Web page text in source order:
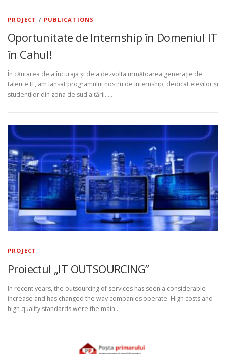
PROJECT / PUBLICATIONS
Oportunitate de Internship în Domeniul IT
în Cahul!
În căutarea de a încuraja și de a dezvolta următoarea generație de
talente IT, am lansat programului nostru de internship, dedicat elevilor și
studenților din zona de sud a țării. …
PROJECT
Proiectul „IT OUTSOURCING”
In recent years, the outsourcing of services has seen a considerable
increase and has changed the way companies operate. High costs and
high quality standards were the main…